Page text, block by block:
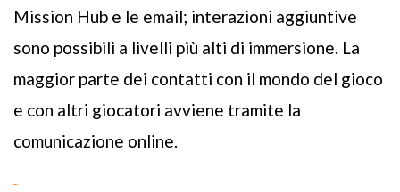
Mission Hub e le email; interazioni aggiuntive
sono possibili a livelli più alti di immersione. La
maggior parte dei contatti con il mondo del gioco
e con altri giocatori avviene tramite la
comunicazione online.